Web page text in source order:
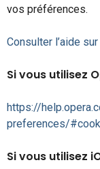
vos préférences.
Consulter l’aide
Si vous utilisez
https://
preferences/
Si vous utilisez